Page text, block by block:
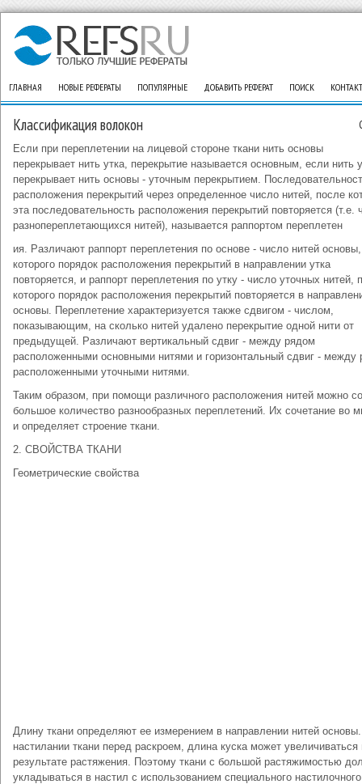
ГЛАВНАЯ НОВЫЕ РЕФЕРАТЫ ПОПУЛЯРНЫЕ ДОБАВИТЬ РЕФЕРАТ ПОИСК
Классификация волокон
Если при переплетении на лицевой стороне ткани нить основы
перекрывает нить утка, перекрытие называется основным, если нить
перекрывает нить основы - уточным перекрытием.
расположения перекрытий через определенное число нитей, после
эта последовательность расположения перекрытий пoвторяется (т.е.
разнопереплетающихся нитей), называется раппортом переплетен
ия. Различают раппорт переплетения по основе - число нитей
которого порядок расположения перекрытий в направлении утка
повторяется, и раппорт переплетения по утку - число уточных нитей,
которого порядок расположения перекрытий повторяется в
основы. Переплетение характеризуется также сдвигом - числом,
показывающим, на сколько нитей удалено перекрытие одной нити от
предыдущей. Различают вертикальный сдвиг - между рядом
расположенными основными нитями и горизонтальный сдвиг - между
расположенными уточными нитями.
Таким образом, при помощи различного расположения нитей можно
большое количество разнообразных переплетений. Их сочетание во
и определяет строение ткани.
2. СВОЙСТВА ТКАНИ
Геометрические свойства
Длину ткани определяют ее измерением в направлении нитей
настилании ткани перед раскроем, длина куска может увеличиваться
результате растяжения. Поэтому ткани с большой растяжимостью
укладываться в настил с использованием специального настилочного